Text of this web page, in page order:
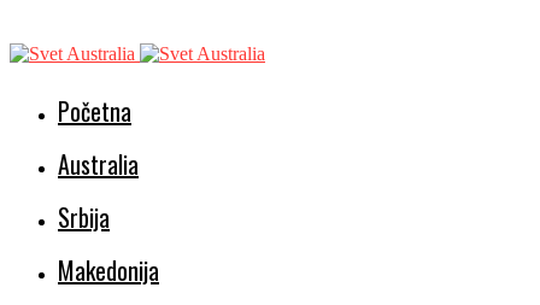
Početna
Australia
Srbija
Makedonija